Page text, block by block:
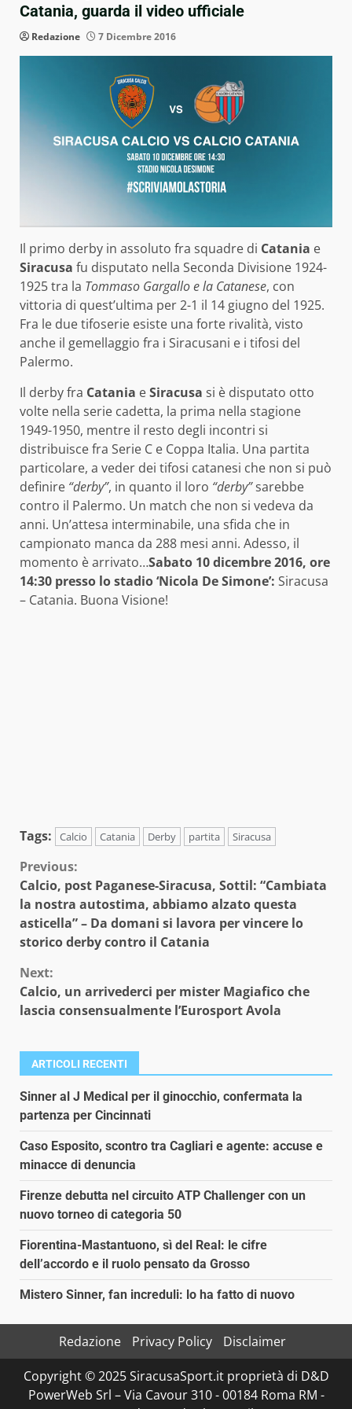
Catania, guarda il video ufficiale
Redazione 7 Dicembre 2016
Il primo derby in assoluto fra squadre di Catania e
Siracusa fu disputato nella Seconda Divisione 1924-
1925 tra la Tommaso Gargallo e la Catanese, con
vittoria di quest’ultima per 2-1 il 14 giugno del 1925.
Fra le due tifoserie esiste una forte rivalità, visto
anche il gemellaggio fra i Siracusani e i tifosi del
Palermo.
Il derby fra Catania eSiracusa si è disputato otto
volte nella serie cadetta, la prima nella stagione
1949-1950, mentre il resto degli incontri si
distribuisce fra Serie C e Coppa Italia. Una partita
particolare, a veder dei tifosi catanesi che non si può
definire “derby”, in quanto il loro “derby”sarebbe
contro il Palermo. Un match che non si vedeva da
anni. Un’attesa interminabile, una sfida che in
campionato manca da 288 mesi anni. Adesso, il
momento è arrivato…Sabato 10 dicembre 2016, ore
14:30 presso lo stadio ‘Nicola De Simone’: Siracusa
– Catania. Buona Visione!
Tags: Calcio Catania Derby partita Siracusa
Continue
Reading
Previous:
Calcio, post Paganese-Siracusa, Sottil: “Cambiata
la nostra autostima, abbiamo alzato questa
asticella” – Da domani si lavora per vincere lo
storico derby contro il Catania
Next:
Calcio, un arrivederci per mister Magiafico che
lascia consensualmente l’Eurosport Avola
ARTICOLI RECENTI
Sinner al J Medical per il ginocchio, confermata la
partenza per Cincinnati
Caso Esposito, scontro tra Cagliari e agente: accuse e
minacce di denuncia
Firenze debutta nel circuito ATP Challenger con un
nuovo torneo di categoria 50
Fiorentina-Mastantuono, sì del Real: le cifre
dell’accordo e il ruolo pensato da Grosso
Mistero Sinner, fan increduli: lo ha fatto di nuovo
Redazione Privacy Policy
Disclaimer
Copyright © 2025 SiracusaSport.it proprietà di D&D
PowerWeb Srl – Via Cavour 310 - 00184 Roma RM -